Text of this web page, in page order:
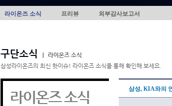
라이온즈 소식 프리뷰 외부감사보고서
구단소식
라이온즈 소식
삼성라이온즈의 최신 핫이슈! 라이온즈 소식을 통해 확인해 보세요.
라이온즈 소식 삼성, KIA와의